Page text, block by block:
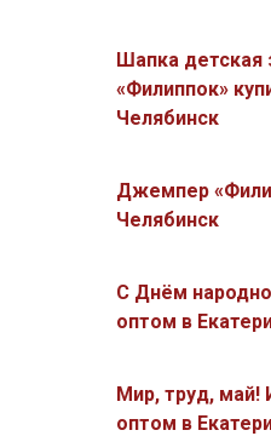
Шапка детская
«Филиппок»
Челябинск
Джемпер
Челябинск
С Днём
оптом в
Мир, труд, май!
оптом в